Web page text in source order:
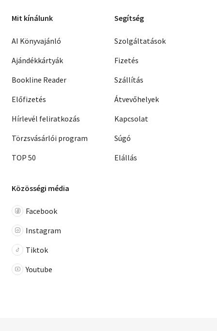
Mit kínálunk
AI Könyvajánló
Ajándékkártyák
Bookline Reader
Előfizetés
Hírlevél feliratkozás
Törzsvásárlói program
TOP 50
Segítség
Szolgáltatások
Fizetés
Szállítás
Átvevőhelyek
Kapcsolat
Súgó
Elállás
Közösségi média
Facebook
Instagram
Tiktok
Youtube